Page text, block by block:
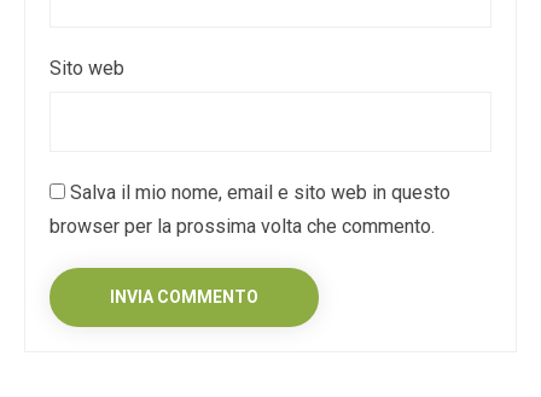
Sito web
Salva il mio nome, email e sito web in questo
browser per la prossima volta che commento.